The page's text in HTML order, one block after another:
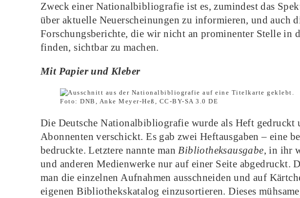
Zweck einer Nationalbibliografie ist es, zumindest das
über aktuelle Neuerscheinungen zu informieren, und auch
Forschungsberichte, die wir nicht an prominenter Stelle in
finden, sichtbar zu machen.
Mit Papier und Kleber
Foto: DNB, Anke Meyer-Heß, CC-BY-SA 3.0 DE
Die Deutsche Nationalbibliografie wurde als Heft gedruckt
Abonnenten verschickt. Es gab zwei Heftausgaben – eine
bedruckte. Letztere nannte manBibliotheksausgabe, in ihr
und anderen Medienwerke nur auf einer Seite abgedruckt.
man die einzelnen Aufnahmen ausschneiden und auf
eigenen Bibliothekskatalog einzusortieren. Dieses